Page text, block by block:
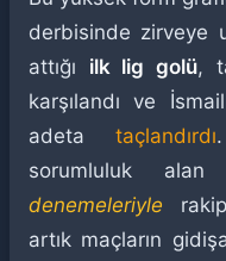
derbisinde zirveye
attığı ilk lig golü,
karşılandı ve
adetataçlandırdı
sorumluluk
denemeleriyle
artık maçların